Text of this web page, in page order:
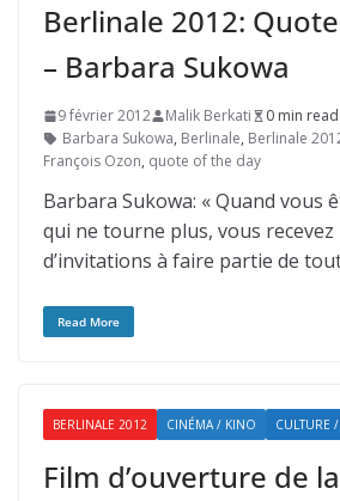
Berlinale 2012:
– Barbara Sukowa
9 février 2012 Malik Berkati
0 min read
Barbara Sukowa, Berlinale, Berlinale
François Ozon, quote of the day
Barbara Sukowa: « Quand vous
qui ne tourne plus, vous recevez
d’invitations à faire partie de
Read More
BERLINALE 2012 CINÉMA / KINO CULTURE
Film d’ouverture de